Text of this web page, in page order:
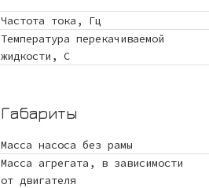
Частота тока, Гц
Температура перекачиваемой
жидкости, С
Габариты
Масса насоса без рамы
Масса агрегата, в зависимости
от двигателя